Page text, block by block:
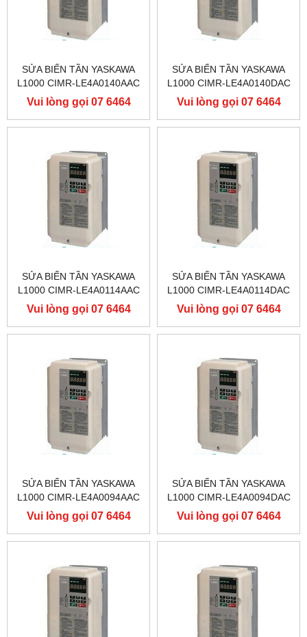
SỬA BIẾN TẦN YASKAWA
L1000 CIMR-LE4A0140AAC
400V 75KW, BIẾN TẦN
YASKAWA L1000
Vui lòng gọi 07 6464
9556
SỬA BIẾN TẦN YASKAWA
L1000 CIMR-LE4A0140DAC
400V 75KW, BIẾN TẦN
YASKAWA L1000
Vui lòng gọi 07 6464
9556
SỬA BIẾN TẦN YASKAWA
L1000 CIMR-LE4A0114AAC
400V 55KW, BIẾN TẦN
YASKAWA L1000
Vui lòng gọi 07 6464
9556
SỬA BIẾN TẦN YASKAWA
L1000 CIMR-LE4A0114DAC
400V 55KW, BIẾN TẦN
YASKAWA L1000
Vui lòng gọi 07 6464
9556
SỬA BIẾN TẦN YASKAWA
L1000 CIMR-LE4A0094AAC
400V 45KW, BIẾN TẦN
YASKAWA L1000
Vui lòng gọi 07 6464
9556
SỬA BIẾN TẦN YASKAWA
L1000 CIMR-LE4A0094DAC
400V 45KW, BIẾN TẦN
YASKAWA L1000
Vui lòng gọi 07 6464
9556